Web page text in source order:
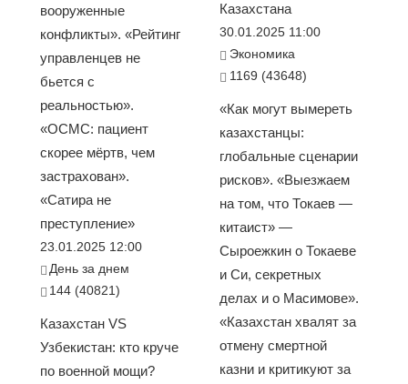
вооруженные
конфликты». «Рейтинг
управленцев не
бьется с
реальностью».
«ОСМС: пациент
скорее мёртв, чем
застрахован».
«Сатира не
преступление»
23.01.2025 12:00
День за днем
144 (40821)
Казахстан VS
Узбекистан: кто круче
по военной мощи?
Казахстана
30.01.2025 11:00
Экономика
1169 (43648)
«Как могут вымереть
казахстанцы:
глобальные сценарии
рисков». «Выезжаем
на том, что Токаев —
китаист» —
Сыроежкин о Токаеве
и Си, секретных
делах и о Масимове».
«Казахстан хвалят за
отмену смертной
казни и критикуют за